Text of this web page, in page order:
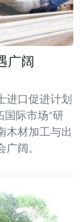
广阔
进口促进计划
国际市场”研
木材加工与出
阔。